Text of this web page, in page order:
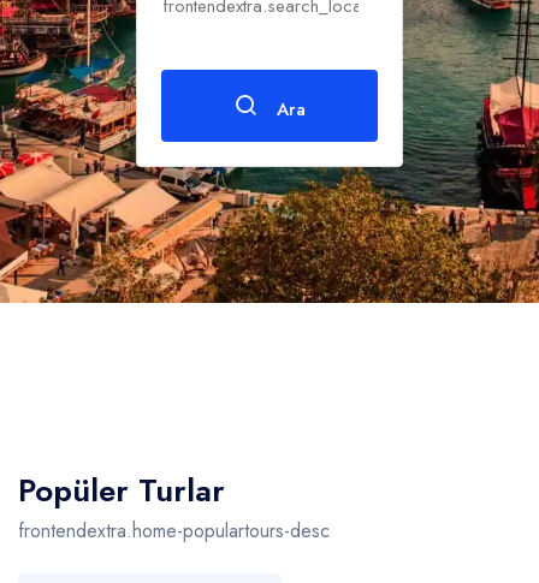
Ara
Popüler Turlar
frontendextra.home-populartours-desc